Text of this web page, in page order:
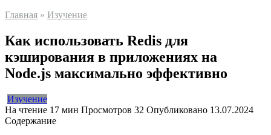
Главная » Изучение
Как использовать Redis для
кэширования в приложениях на
Node.js максимально эффективно
Изучение
На чтение 17 мин Просмотров 32 Опубликовано 13.07.2024
Содержание